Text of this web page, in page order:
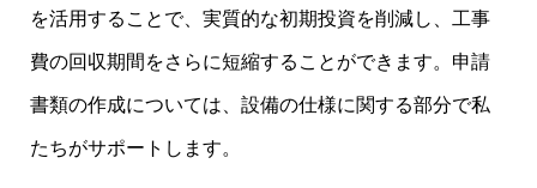
を活用することで、実質的な初期投資を削減し、工事
費の回収期間をさらに短縮することができます。申請
書類の作成については、設備の仕様に関する部分で私
たちがサポートします。